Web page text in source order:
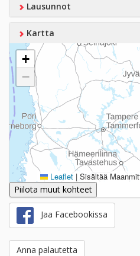
Lausunnot
Kartta
+
−
Leaflet | Sisältää
Piilota muut kohteet
Jaa Facebookissa
Anna palautetta